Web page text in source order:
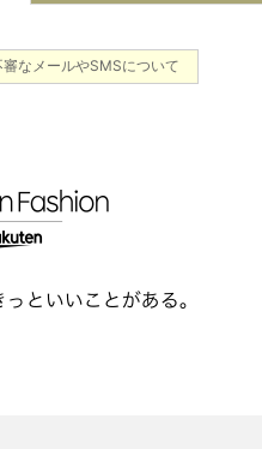
審なメールやSMSについて